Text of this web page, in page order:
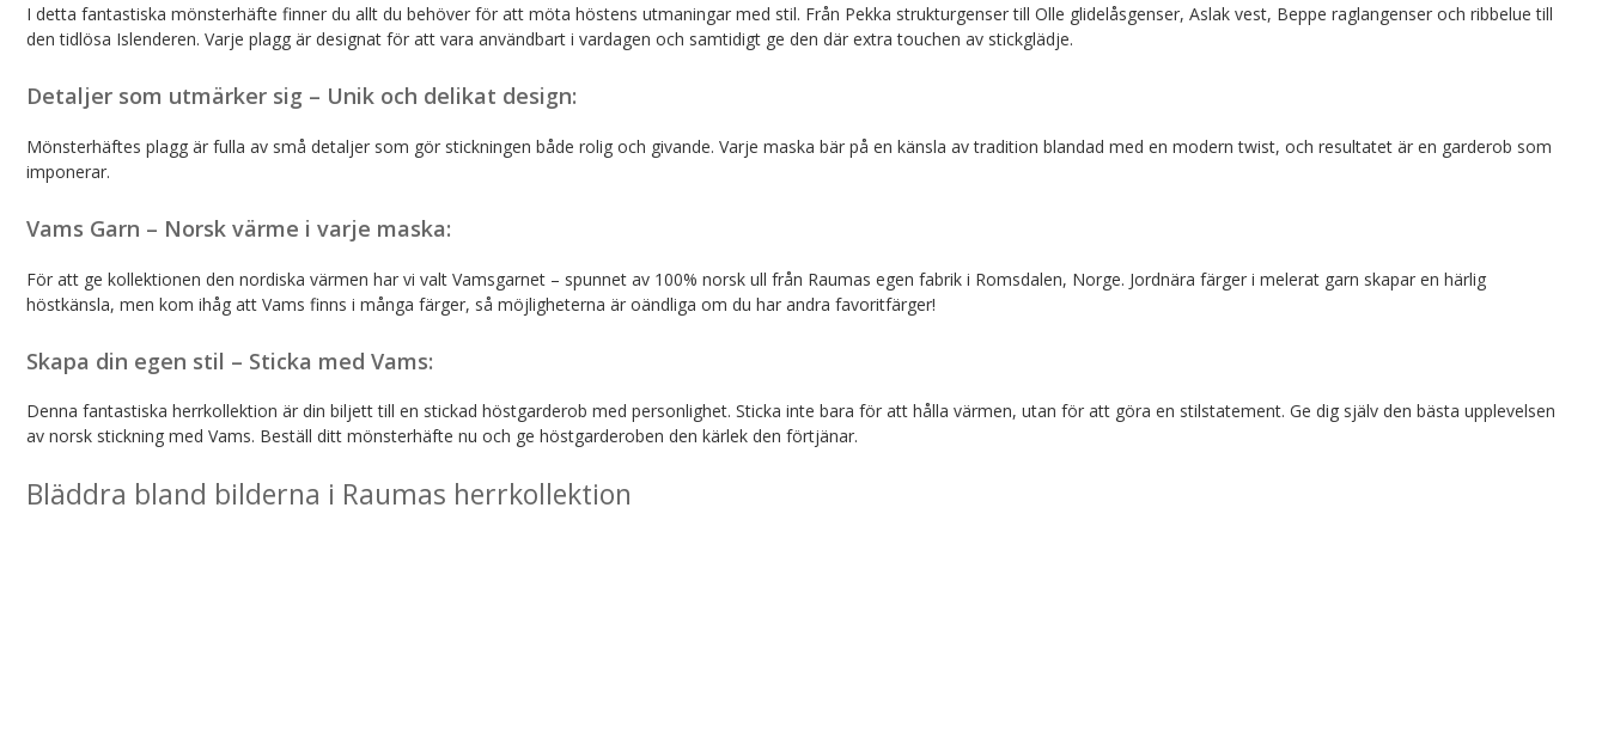
I detta fantastiska mönsterhäfte finner du allt du behöver för att möta höstens utmaningar med stil. Från Pekka strukturgenser till Olle glidelåsgenser, Aslak vest, Beppe raglangenser och ribbelue till
den tidlösa Islenderen. Varje plagg är designat för att vara användbart i vardagen och samtidigt ge den där extra touchen av stickglädje.
Detaljer som utmärker sig – Unik och delikat design:
Mönsterhäftes plagg är fulla av små detaljer som gör stickningen både rolig och givande. Varje maska bär på en känsla av tradition blandad med en modern twist, och resultatet är en garderob som
imponerar.
Vams Garn – Norsk värme i varje maska:
För att ge kollektionen den nordiska värmen har vi valt Vamsgarnet – spunnet av 100% norsk ull från Raumas egen fabrik i Romsdalen, Norge. Jordnära färger i melerat garn skapar en härlig
höstkänsla, men kom ihåg att Vams finns i många färger, så möjligheterna är oändliga om du har andra favoritfärger!
Skapa din egen stil – Sticka med Vams:
Denna fantastiska herrkollektion är din biljett till en stickad höstgarderob med personlighet. Sticka inte bara för att hålla värmen, utan för att göra en stilstatement. Ge dig själv den bästa upplevelsen
av norsk stickning med Vams. Beställ ditt mönsterhäfte nu och ge höstgarderoben den kärlek den förtjänar.
Bläddra bland bilderna i Raumas herrkollektion